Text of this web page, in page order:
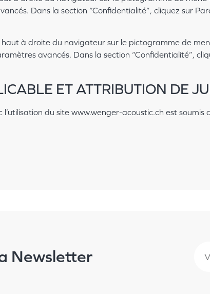
Dans la section “Confidentialité”, cliquez sur
haut à droite du navigateur sur le pictogramme de
avancés. Dans la section “Confidentialité”,
ET ATTRIBUTION DE
l’utilisation du site www.wenger-acoustic.ch est
Newsletter